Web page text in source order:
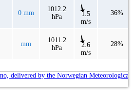
0 mm
1012.2
hPa
1.5
m/s
36%
mm
1011.2
hPa
2.6
m/s
28%
delivered by the Norwegian Meteorological